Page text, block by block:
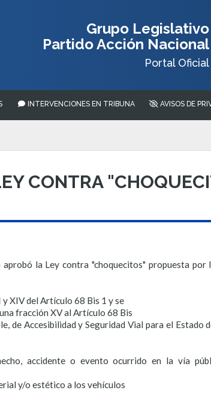
Grupo Legislativo
Partido Acción Nacional
Portal Oficial
INTERVENCIONES EN TRIBUNA AVISOS DE
CONTRA
la Ley contra "choquecitos" propuesta por
XIV del Artículo 68 Bis 1 y se
fracción XV al Artículo 68 Bis
de Accesibilidad y Seguridad Vial para el Estado
accidente o evento ocurrido en la vía
y/o estético a los vehículos